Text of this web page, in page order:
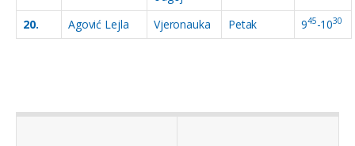
20. Agović Lejla Vjeronauka Petak 945-1030